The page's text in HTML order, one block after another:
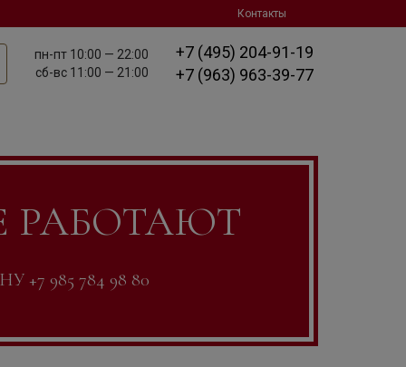
Контакты
пн-пт 10:00 — 22:00
сб-вс 11:00 — 21:00
+7 (495) 204-91-19
+7 (963) 963-39-77
РАБОТАЮТ
985 784 98 80